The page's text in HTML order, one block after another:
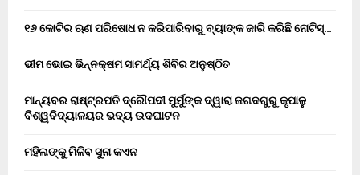
୧୬ କୋଟିର ଋଣ ପରିଷୋଧ ନ କରିପାରିବାରୁ ବ୍ୟାଙ୍କ ଜାରି କରିଛି ନୋଟିସ୍…
ଭୀମ ଭୋଇ ଭିନ୍ନକ୍ଷମ ସାମର୍ଥ୍ୟ ଶିବିର ଅନୁଷ୍ଠିତ
ମାନ୍ୟବର ରାଷ୍ଟ୍ରପତି ଦ୍ରୌପଦୀ ମୁର୍ମୁଙ୍କ ଦ୍ୱାରା ଜଗଦଗୁରୁ କୃପାଳୁ
ବିଶ୍ୱବିଦ୍ୟାଳୟର ଭବ୍ୟ ଉଦଘାଟନ
ମହିଳାଙ୍କୁ ମିଳିବ ସୁନା କଏନ